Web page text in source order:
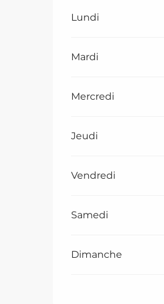
Lundi
Mardi
Mercredi
Jeudi
Vendredi
Samedi
Dimanche